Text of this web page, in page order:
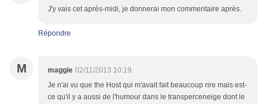
J'y vais cet après-midi, je donnerai mon commentaire après.
Répondre
M maggie 02/11/2013 10:19
Je n'ai vu que the Host qui m'avait fait beaucoup rire mais est-
ce qu'il y a aussi de l'humour dans le transperceneige dont le